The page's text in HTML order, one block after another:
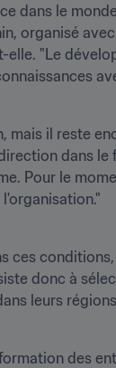
dans le
organisé
"Le
mais il reste
dans
Pour le
ces
donc à
leurs
des